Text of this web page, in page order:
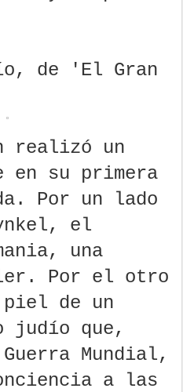
de 'El Gran
realizó un
en su primera
Por un lado
el
una
Por el otro
de un
judío que,
Mundial,
a las